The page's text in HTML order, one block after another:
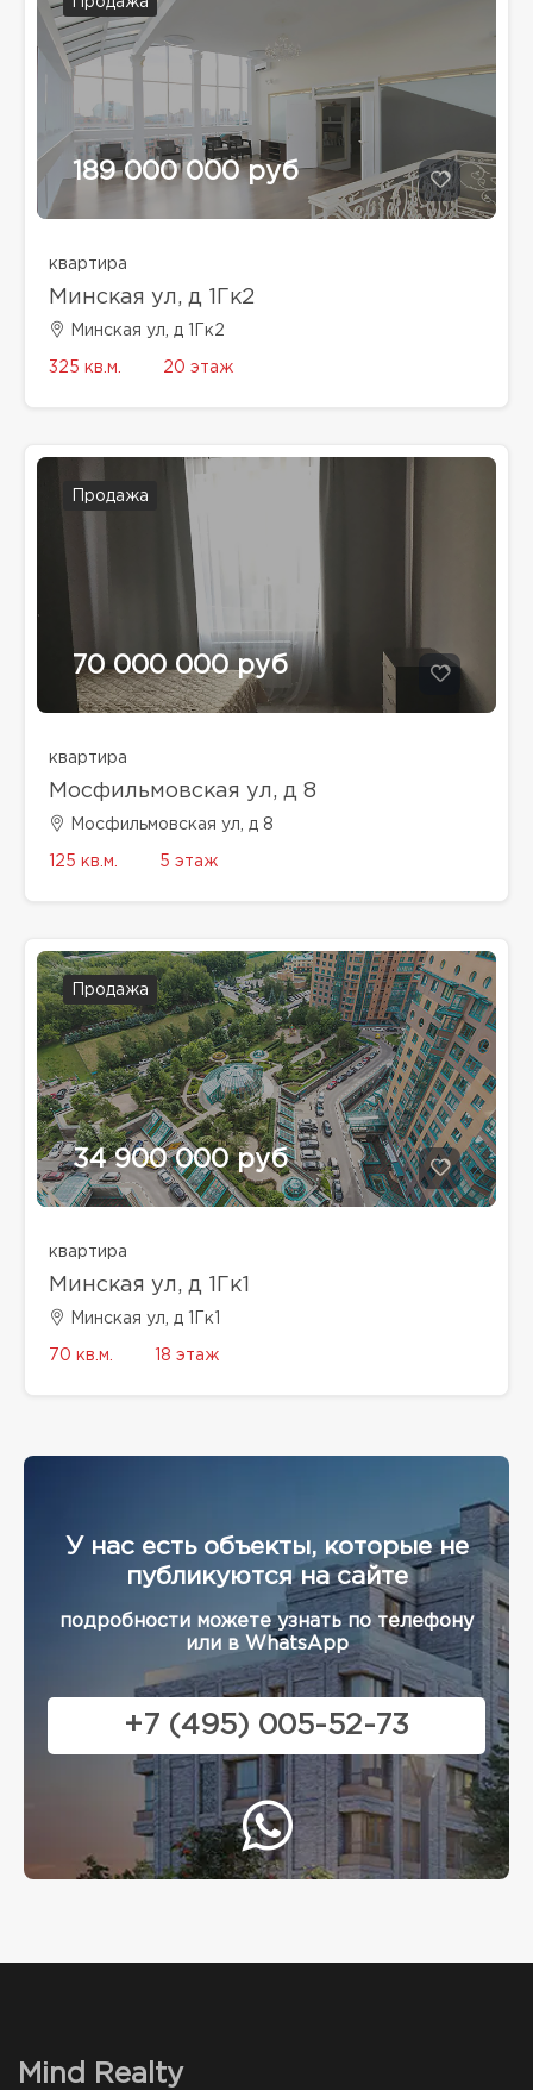
189 000 000 руб
квартира
Минская ул, д 1Гк2
Минская ул, д 1Гк2
325 кв.м. 20 этаж
Продажа
70 000 000 руб
квартира
Мосфильмовская ул, д 8
Мосфильмовская ул, д 8
125 кв.м. 5 этаж
Продажа
34 900 000 руб
квартира
Минская ул, д 1Гк1
Минская ул, д 1Гк1
70 кв.м. 18 этаж
У нас есть объекты, которые не
публикуются на сайте
подробности можете узнать по телефону
или в WhatsApp
+7 (495) 005-52-73
Mind Realty